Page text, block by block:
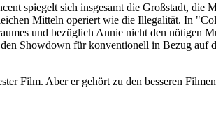
spiegelt sich insgesamt die Großstadt, die
Mitteln operiert wie die Illegalität. In
und bezüglich Annie nicht den
Showdown für konventionell in Bezug
Film. Aber er gehört zu den besseren